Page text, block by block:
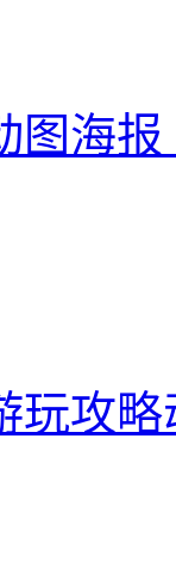
图海报
玩攻